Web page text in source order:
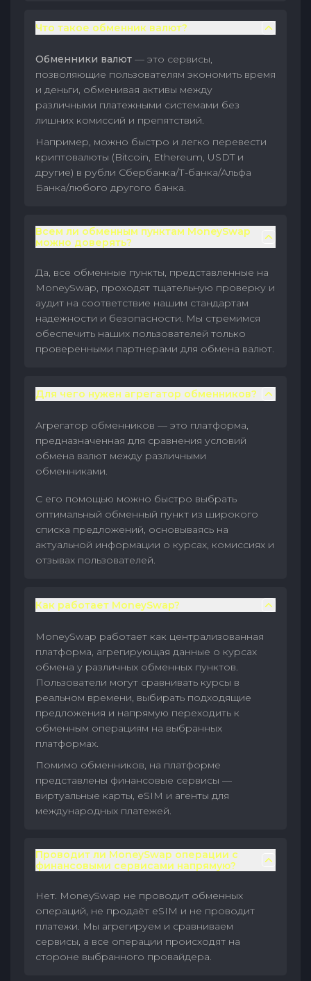
Что такое обменник валют?
Обменники валют — это сервисы,
позволяющие пользователям экономить время
и деньги, обменивая активы между
различными платежными системами без
лишних комиссий и препятствий.
Например, можно быстро и легко перевести
криптовалюты (Bitcoin, Ethereum, USDT и
другие) в рубли Сбербанка/Т-банка/Альфа
Банка/любого другого банка.
Всем ли обменным пунктам MoneySwap
можно доверять?
Да, все обменные пункты, представленные на
MoneySwap, проходят тщательную проверку и
аудит на соответствие нашим стандартам
надежности и безопасности. Мы стремимся
обеспечить наших пользователей только
проверенными партнерами для обмена валют.
Для чего нужен агрегатор обменников?
Агрегатор обменников — это платформа,
предназначенная для сравнения условий
обмена валют между различными
обменниками.
С его помощью можно быстро выбрать
оптимальный обменный пункт из широкого
списка предложений, основываясь на
актуальной информации о курсах, комиссиях и
отзывах пользователей.
Как работает MoneySwap?
MoneySwap работает как централизованная
платформа, агрегирующая данные о курсах
обмена у различных обменных пунктов.
Пользователи могут сравнивать курсы в
реальном времени, выбирать подходящие
предложения и напрямую переходить к
обменным операциям на выбранных
платформах.
Помимо обменников, на платформе
представлены финансовые сервисы —
виртуальные карты, eSIM и агенты для
международных платежей.
Проводит ли MoneySwap операции с
финансовыми сервисами напрямую?
Нет. MoneySwap не проводит обменных
операций, не продаёт eSIM и не проводит
платежи. Мы агрегируем и сравниваем
сервисы, а все операции происходят на
стороне выбранного провайдера.